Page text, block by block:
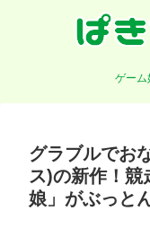
ゲーム
グラブルでお
ス)の新作！競
娘」がぶっと